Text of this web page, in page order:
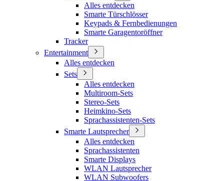
Alles entdecken
Smarte Türschlösser
Keypads & Fernbedienungen
Smarte Garagentoröffner
Tracker
Entertainment
Alles entdecken
Sets
Alles entdecken
Multiroom-Sets
Stereo-Sets
Heimkino-Sets
Sprachassistenten-Sets
Smarte Lautsprecher
Alles entdecken
Sprachassistenten
Smarte Displays
WLAN Lautsprecher
WLAN Subwoofers